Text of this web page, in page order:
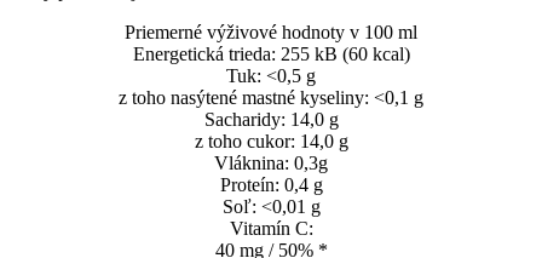
Priemerné výživové hodnoty v 100 ml
Energetická trieda: 255 kB (60 kcal)
Tuk: <0,5 g
z toho nasýtené mastné kyseliny: <0,1 g
Sacharidy: 14,0 g
z toho cukor: 14,0 g
Vláknina: 0,3g
Proteín: 0,4 g
Soľ: <0,01 g
Vitamín C:
40 mg / 50% *